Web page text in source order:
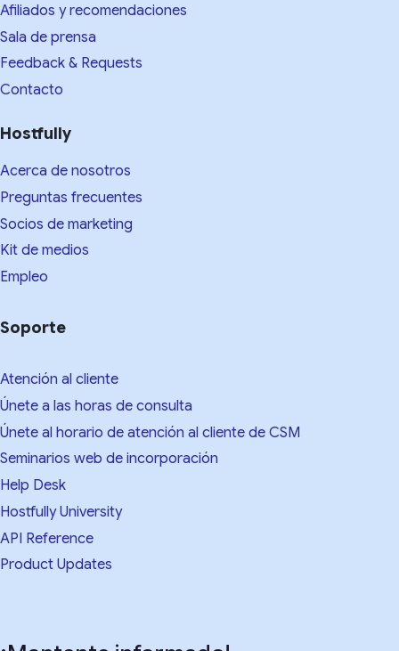
Afiliados y recomendaciones
Sala de prensa
Feedback & Requests
Contacto
Hostfully
Acerca de nosotros
Preguntas frecuentes
Socios de marketing
Kit de medios​
Empleo
Soporte
Atención al cliente
Únete a las horas de consulta
Únete al horario de atención al cliente de CSM
Seminarios web de incorporación
Help Desk
Hostfully University
API Reference
Product Updates